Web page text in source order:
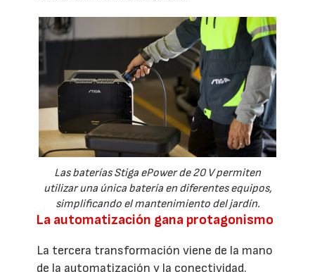
Las baterías Stiga ePower de 20 V permiten
utilizar una única batería en diferentes equipos,
simplificando el mantenimiento del jardín.
La automatización gana protagonismo
La tercera transformación viene de la mano
de la automatización y la conectividad.